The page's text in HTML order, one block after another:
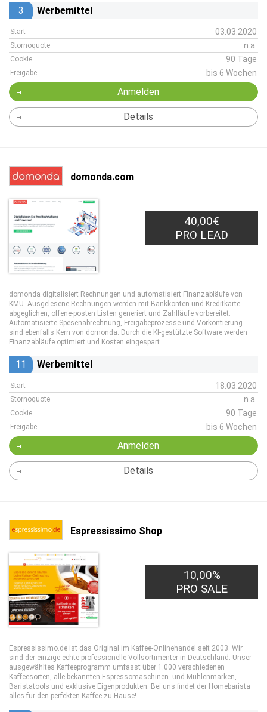
3 Werbemittel
Start 03.03.2020
Stornoquote n.a.
Cookie 90 Tage
Freigabe bis 6 Wochen
Anmelden
Details
domonda.com
40,00€
PRO LEAD
domonda digitalisiert Rechnungen und automatisiert Finanzabläufe von
KMU. Ausgelesene Rechnungen werden mit Bankkonten und Kreditkarte
abgeglichen, offene-posten Listen generiert und Zahlläufe vorbereitet.
Automatisierte Spesenabrechnung, Freigabeprozesse und Vorkontierung
sind ebenfalls Kern von domonda. Durch die KI-gestützte Software werden
Finanzabläufe optimiert und Kosten eingespart.
11 Werbemittel
Start 18.03.2020
Stornoquote n.a.
Cookie 90 Tage
Freigabe bis 6 Wochen
Anmelden
Details
Espressissimo Shop
10,00%
PRO SALE
Espressissimo.de ist das Original im Kaffee-Onlinehandel seit 2003. Wir
sind der einzige echte professionelle Vollsortimenter in Deutschland. Unser
ausgewähltes Kaffeeprogramm umfasst über 1.000 verschiedenen
Kaffeesorten, alle bekannten Espressomaschinen- und Mühlenmarken,
Baristatools und exklusive Eigenprodukten. Bei uns findet der Homebarista
alles für den perfekten Kaffee zu Hause!